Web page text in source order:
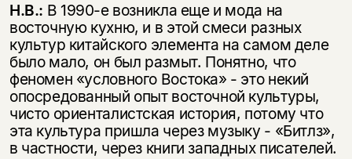
Н.В.: В 1990-е возникла еще и мода на
восточную кухню, и в этой смеси разных
культур китайского элемента на самом деле
было мало, он был размыт. Понятно, что
феномен «условного Востока» - это некий
опосредованный опыт восточной культуры,
чисто ориенталистская история, потому что
эта культура пришла через музыку - «Битлз»,
в частности, через книги западных писателей.